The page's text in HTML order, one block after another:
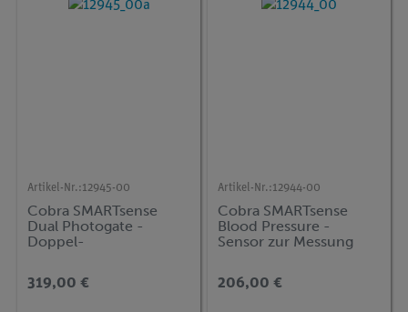
Artikel-Nr.:12945-00
Cobra SMARTsense
Dual Photogate -
Doppel-
319,00 €
Artikel-Nr.:12944-00
Cobra SMARTsense
Blood Pressure -
Sensor zur Messung
mmHg (Bluetooth +
USB)
206,00 €